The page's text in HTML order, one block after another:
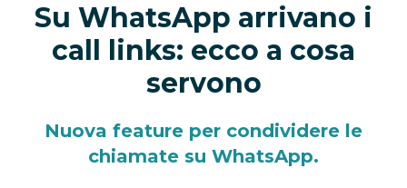
Su WhatsApp arrivano i
call links: ecco a cosa
servono
Nuova feature per condividere le
chiamate su WhatsApp.